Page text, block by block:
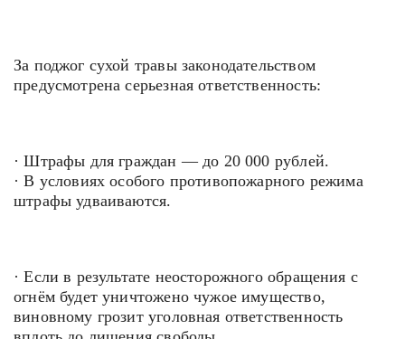
За поджог сухой травы законодательством
предусмотрена серьезная ответственность:
· Штрафы для граждан — до 20 000 рублей.
· В условиях особого противопожарного режима
штрафы удваиваются.
· Если в результате неосторожного обращения с
огнём будет уничтожено чужое имущество,
виновному грозит уголовная ответственность